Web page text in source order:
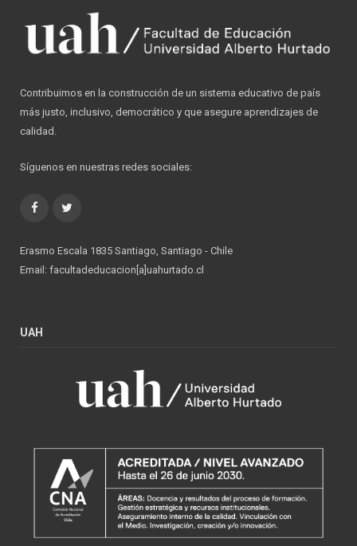
Contribuimos en la construcción de un sistema educativo de país
más justo, inclusivo, democrático y que asegure aprendizajes de
calidad.
Síguenos en nuestras redes sociales:
Facebook
Erasmo Escala 1835 Santiago, Santiago - Chile
Email: facultadeducacion[a]uahurtado.cl
UAH